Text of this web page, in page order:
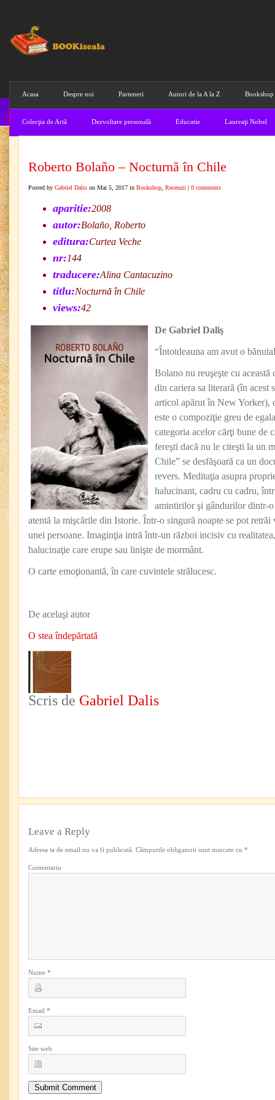
Acasa Despre noi Parteneri Autori de la A la Z Bookshop
Colecţia de Artă Dezvoltare personală Educatie Laureaţi Nobel
Roberto Bolaño – Nocturnă în Chile
Posted by Gabriel Dalis on Mai 5, 2017 in Bookshop Recenzii | 0 comments
aparitie:2008
autor:Bolaño, Roberto
editura:Curtea Veche
nr:144
traducere:Alina Cantacuzino
titlu:Nocturnă în Chile
views:42
De Gabriel Daliş
“Întotdeauna am avut o
Bolano nu reuşeşte cu această
din cariera sa literară (în acest
articol apărut în New Yorker),
este o compoziţie greu de
categoria acelor cărţi bune de
fereşti dacă nu le citeşti la un
Chile” se desfăşoară ca un
revers. Meditaţia asupra
halucinant, cadru cu cadru,
amintirilor şi gândurilor dintr-
atentă la mişcările din Istorie. Într-o singură noapte se pot
unei persoane. Imaginţia intră într-un război incisiv cu
halucinaţie care erupe sau linişte de mormânt.
O carte emoţionantă, în care cuvintele strălucesc.
De acelaşi autor
O stea îndepărtată
Scris de Gabriel Dalis
Leave a Reply
Adresa ta de email nu va fi publicată. Câmpurile obligatorii sunt marcate cu *
Comentariu
Nume *
Email *
Site web